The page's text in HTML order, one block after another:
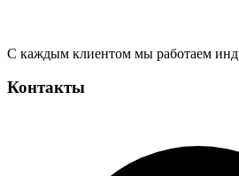
С каждым клиентом мы работаем
Контакты